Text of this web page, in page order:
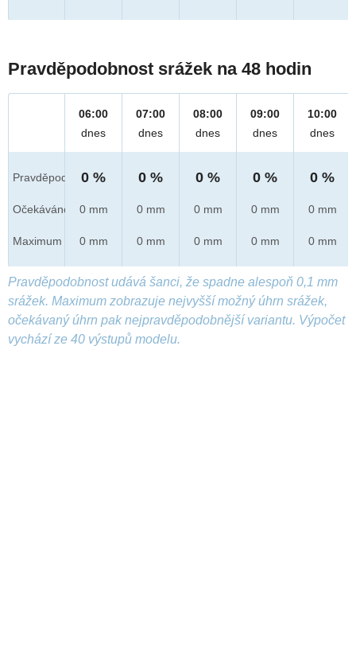
Pravděpodobnost srážek na 48 hodin
Pravděpod.
Očekáváno
Maximum
06:00
dnes
0 %
0 mm
0 mm
07:00
dnes
0 %
0 mm
0 mm
08:00
dnes
0 %
0 mm
0 mm
09:00
dnes
0 %
0 mm
0 mm
10:00
dnes
0 %
0 mm
0 mm
Pravděpodobnost udává šanci, že spadne alespoň 0,1 mm
srážek. Maximum zobrazuje nejvyšší možný úhrn srážek,
očekávaný úhrn pak nejpravděpodobnější variantu. Výpočet
vychází ze 40 výstupů modelu.